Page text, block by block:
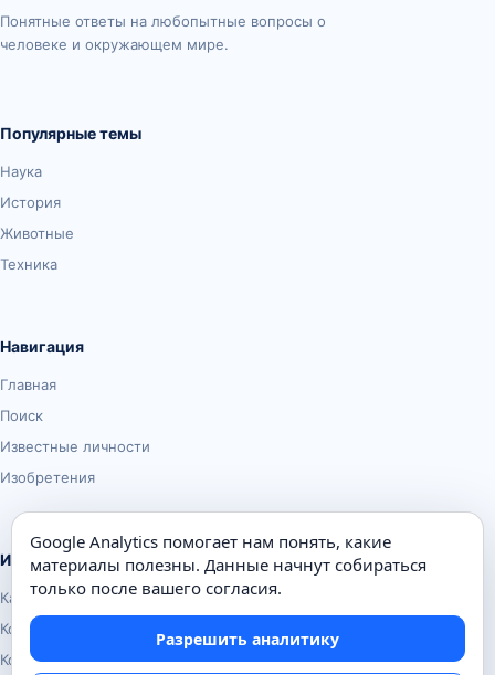
Понятные ответы на любопытные вопросы о
человеке и окружающем мире.
Популярные темы
Наука
История
Животные
Техника
Навигация
Главная
Поиск
Известные личности
Изобретения
Информация
Карта сайта
Контакты
Конфиденциальность
Google Analytics помогает нам понять, какие
материалы полезны. Данные начнут собираться
только после вашего согласия.
Разрешить аналитику